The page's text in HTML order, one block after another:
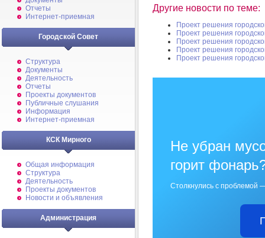
Отчеты
Интернет-приемная
Городской Совет
Структура
Документы
Деятельность
Отчеты
Проекты документов
Публичные слушания
Информация
Интернет-приемная
КСК Мирного
Общая информация
Структура
Деятельность
Проекты документов
Новости и объявления
Администрация
Другие новости по теме:
Проект решения
Проект решения
Проект решения
Проект решения
Проект решения
Не убран
горит
Столкнулись с проблемой